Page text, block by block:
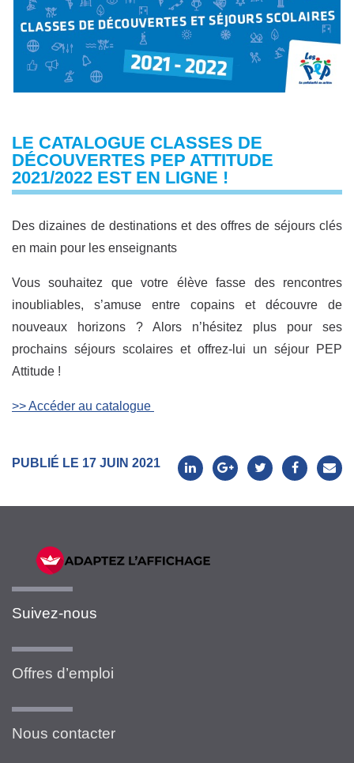
LE CATALOGUE CLASSES DE
DÉCOUVERTES PEP ATTITUDE
2021/2022 EST EN LIGNE !
Des dizaines de destinations et des offres de séjours clés
en main pour les enseignants
Vous souhaitez que votre élève fasse des rencontres
inoubliables, s’amuse entre copains et découvre de
nouveaux horizons ? Alors n’hésitez plus pour ses
prochains séjours scolaires et offrez-lui un séjour PEP
Attitude !
>> Accéder au catalogue
PUBLIÉ LE 17 JUIN 2021
Suivez-nous
Offres d’emploi
Nous contacter